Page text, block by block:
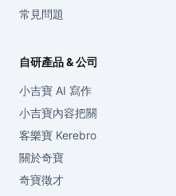
常見問題
自研產品 & 公司
小吉寶 AI 寫作
小吉寶內容把關
客樂寶 Kerebro
關於奇寶
奇寶徵才